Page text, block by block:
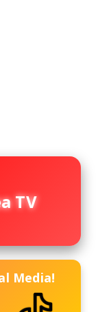
TV
Media!